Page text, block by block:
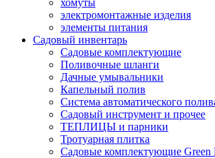
хомуты
электромонтажные изделия
элементы питания
Садовый инвентарь
Садовые комплектующие
Поливочные шланги
Дачные умывальники
Капельный полив
Система автоматического
Садовый инструмент и прочее
ТЕПЛИЦЫ и парники
Тротуарная плитка
Садовые комплектующие Green